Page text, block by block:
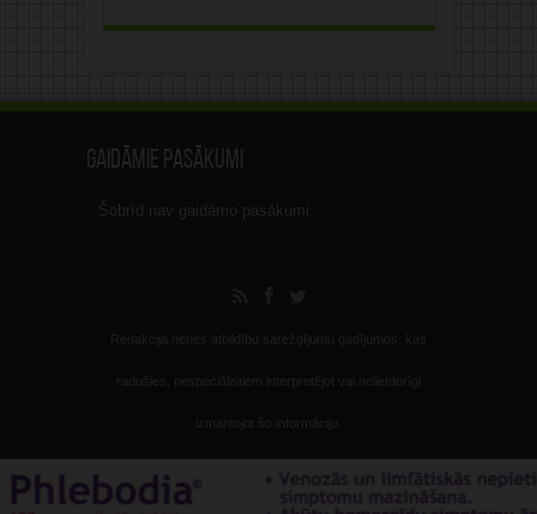
Gaidāmie pasākumi
Šobrīd nav gaidāmo pasākumi.
Redakcija nenes atbildību sarežģījumu gadījumos, kas